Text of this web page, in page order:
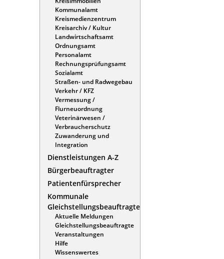
Kommunalamt
Kreismedienzentrum
Kreisarchiv / Kultur
Landwirtschaftsamt
Ordnungsamt
Personalamt
Rechnungsprüfungsamt
Sozialamt
Straßen- und Radwegebau
Verkehr / KFZ
Vermessung /
Flurneuordnung
Veterinärwesen /
Verbraucherschutz
Zuwanderung und
Integration
Dienstleistungen A-Z
Bürgerbeauftragter
Patientenfürsprecher
Kommunale
Gleichstellungsbeauftragte
Aktuelle Meldungen
Gleichstellungsbeauftragte
Veranstaltungen
Hilfe
Wissenswertes